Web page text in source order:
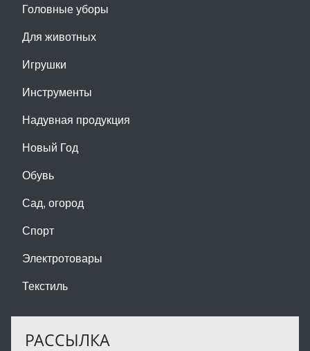
Головные уборы
Для животных
Игрушки
Инструменты
Надувная продукция
Новый Год
Обувь
Сад, огород
Спорт
Электротовары
Текстиль
РАССЫЛКА